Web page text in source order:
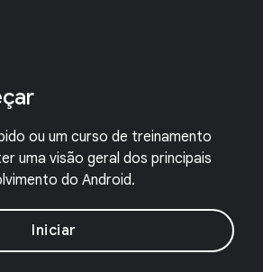
ou um curso de treinamento
uma visão geral dos principais
do Android.
Iniciar